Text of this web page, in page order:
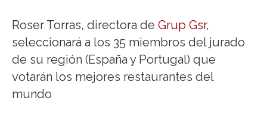
Roser Torras, directora de Grup Gsr,
seleccionará a los 35 miembros del jurado
de su región (España y Portugal) que
votarán los mejores restaurantes del
mundo